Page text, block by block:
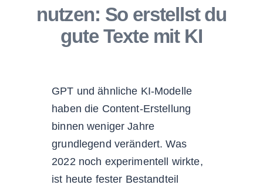
nutzen: So erstellst du
gute Texte mit KI
GPT und ähnliche KI-Modelle
haben die Content-Erstellung
binnen weniger Jahre
grundlegend verändert. Was
2022 noch experimentell wirkte,
ist heute fester Bestandteil